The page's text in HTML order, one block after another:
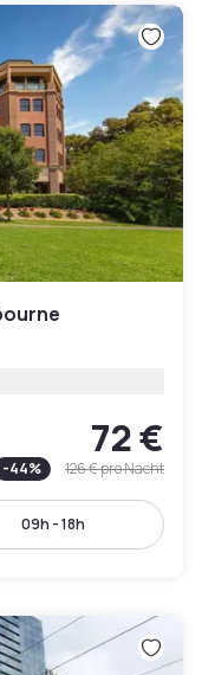
72 €
-44% 126 €pro Nacht
09h - 18h